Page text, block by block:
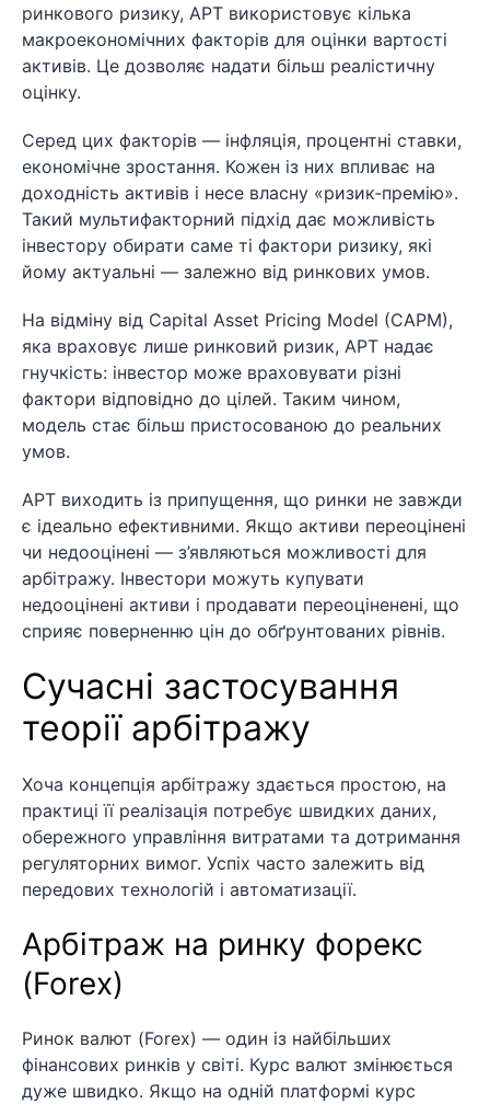
ринкового ризику, APT використовує кілька
макроекономічних факторів для оцінки вартості
активів. Це дозволяє надати більш реалістичну
оцінку.
Серед цих факторів — інфляція, процентні ставки,
економічне зростання. Кожен із них впливає на
доходність активів і несе власну «ризик‑премію».
Такий мультифакторний підхід дає можливість
інвестору обирати саме ті фактори ризику, які
йому актуальні — залежно від ринкових умов.
На відміну від Capital Asset Pricing Model (CAPM),
яка враховує лише ринковий ризик, APT надає
гнучкість: інвестор може враховувати різні
фактори відповідно до цілей. Таким чином,
модель стає більш пристосованою до реальних
умов.
APT виходить із припущення, що ринки не завжди
є ідеально ефективними. Якщо активи переоцінені
чи недооцінені — з’являються можливості для
арбітражу. Інвестори можуть купувати
недооцінені активи і продавати переоціненені, що
сприяє поверненню цін до обґрунтованих рівнів.
Сучасні застосування
теорії арбітражу
Хоча концепція арбітражу здається простою, на
практиці її реалізація потребує швидких даних,
обережного управління витратами та дотримання
регуляторних вимог. Успіх часто залежить від
передових технологій і автоматизації.
Арбітраж на ринку форекс
(Forex)
Ринок валют (Forex) — один із найбільших
фінансових ринків у світі. Курс валют змінюється
дуже швидко. Якщо на одній платформі курс